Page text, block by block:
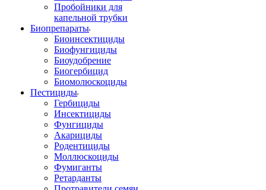
Пробойники для
капельной трубки
Биопрепараты
Биоинсектициды
Биофунгициды
Биоудобрение
Биогербицид
Биомолюскоциды
Пестициды
Гербициды
Инсектициды
Фунгициды
Акарициды
Родентициды
Моллюскоциды
Фумиганты
Ретарданты